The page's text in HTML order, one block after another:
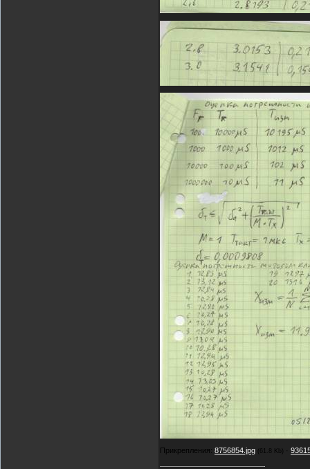
Прикрепления: 8756854.jpg (61.8 Kb) ·